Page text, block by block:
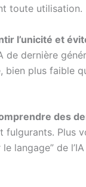
toute utilisation.
l’unicité et
de dernière
bien plus faible
des
fulgurants. Plus
le langage” de